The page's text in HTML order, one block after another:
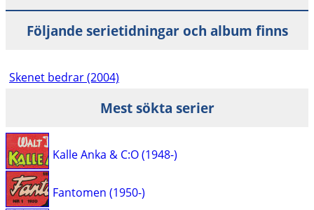
Följande serietidningar och album finns
Skenet bedrar (2004)
Mest sökta serier
Kalle Anka & C:O (1948-)
Fantomen (1950-)